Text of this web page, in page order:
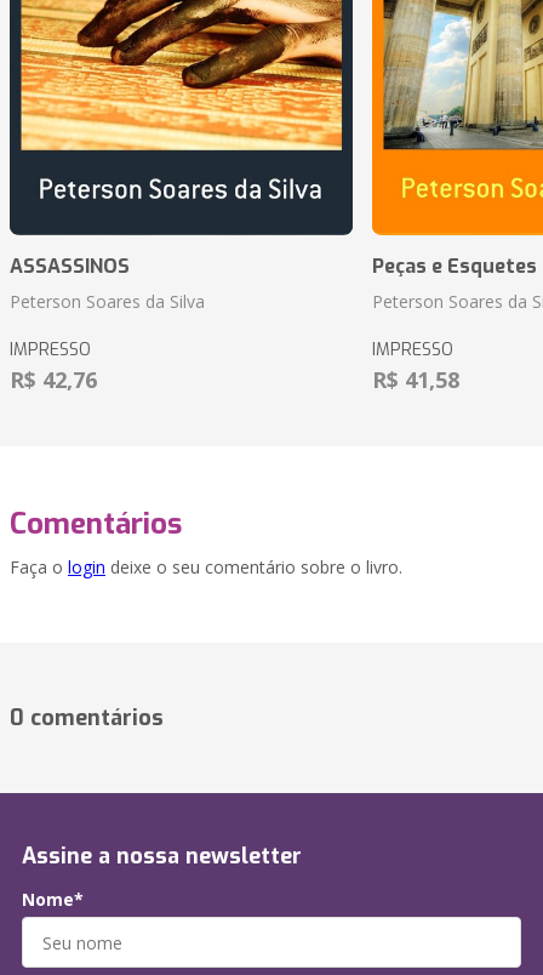
ASSASSINOS
Peterson Soares da Silva
IMPRESSO
R$ 42,76
Peças e
Peterson Soares da
IMPRESSO
R$ 41,58
Comentários
Faça o login deixe o seu comentário sobre o livro.
0 comentários
Assine a nossa newsletter
Nome*